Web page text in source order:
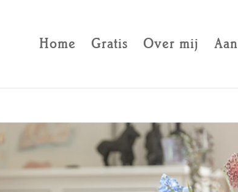
Home Gratis Over mij